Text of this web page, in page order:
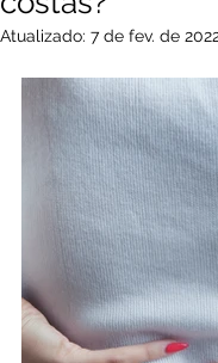
Atualizado: 7 de fev. de